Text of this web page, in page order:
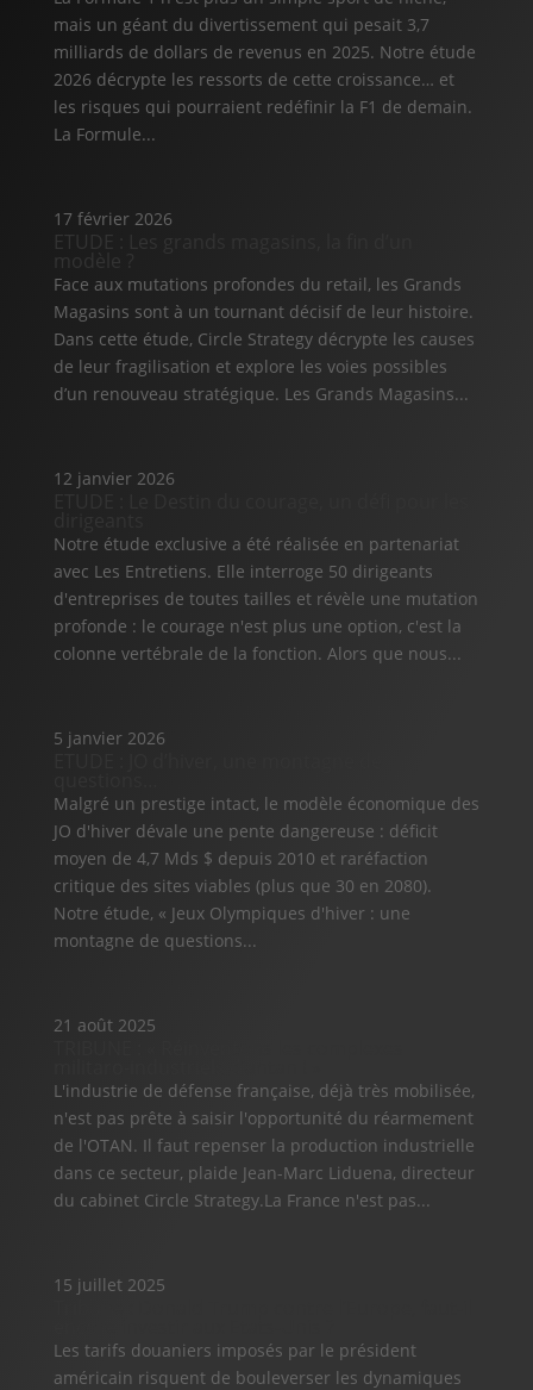
mais un géant du divertissement qui pesait 3,7
milliards de dollars de revenus en 2025. Notre étude
2026 décrypte les ressorts de cette croissance… et
les risques qui pourraient redéfinir la F1 de demain.
La Formule...
17 février 2026
ETUDE : Les grands magasins, la fin d’un
modèle ?
Face aux mutations profondes du retail, les Grands
Magasins sont à un tournant décisif de leur histoire.
Dans cette étude, Circle Strategy décrypte les causes
de leur fragilisation et explore les voies possibles
d’un renouveau stratégique. Les Grands Magasins...
12 janvier 2026
Notre étude exclusive a été réalisée en partenariat
avec Les Entretiens. Elle interroge 50 dirigeants
d'entreprises de toutes tailles et révèle une mutation
profonde : le courage n'est plus une option, c'est la
colonne vertébrale de la fonction. Alors que nous...
5 janvier 2026
Malgré un prestige intact, le modèle économique des
JO d'hiver dévale une pente dangereuse : déficit
moyen de 4,7 Mds $ depuis 2010 et raréfaction
critique des sites viables (plus que 30 en 2080).
Notre étude, « Jeux Olympiques d'hiver : une
montagne de questions...
21 août 2025
L'industrie de défense française, déjà très mobilisée,
n'est pas prête à saisir l'opportunité du réarmement
de l'OTAN. Il faut repenser la production industrielle
dans ce secteur, plaide Jean-Marc Liduena, directeur
du cabinet Circle Strategy.La France n'est pas...
15 juillet 2025
Les tarifs douaniers imposés par le président
américain risquent de bouleverser les dynamiques